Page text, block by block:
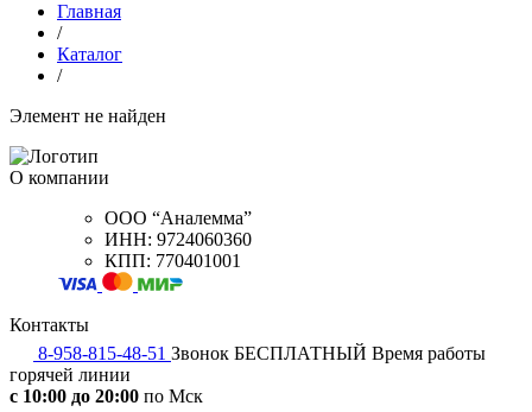
Главная
/
Каталог
/
Элемент не найден
О компании
ООО “Аналемма”
ИНН: 9724060360
КПП: 770401001
Контакты
8-958-815-48-51 Звонок БЕСПЛАТНЫЙ Время работы
горячей линии
c 10:00 до 20:00 по Мск